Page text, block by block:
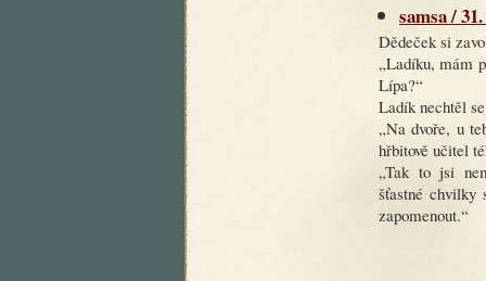
samsa /
Dědeček si
„Ladíku, mám
Lípa?“
Ladík nechtěl
„Na dvoře, u
hřbitově učitel
„Tak to jsi
šťastné chvilky
zapomenout.“